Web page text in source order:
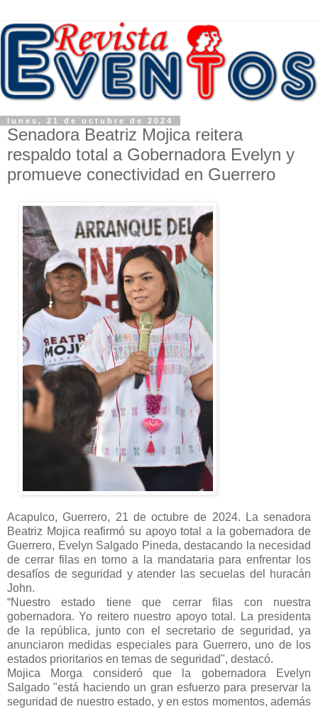
lunes, 21 de octubre de 2024
Senadora Beatriz Mojica reitera
respaldo total a Gobernadora Evelyn y
promueve conectividad en Guerrero
Acapulco, Guerrero, 21 de octubre de 2024. La senadora
Beatriz Mojica reafirmó su apoyo total a la gobernadora de
Guerrero, Evelyn Salgado Pineda, destacando la necesidad
de cerrar filas en torno a la mandataria para enfrentar los
desafíos de seguridad y atender las secuelas del huracán
John.
“Nuestro estado tiene que cerrar filas con nuestra
gobernadora. Yo reitero nuestro apoyo total. La presidenta
de la república, junto con el secretario de seguridad, ya
anunciaron medidas especiales para Guerrero, uno de los
estados prioritarios en temas de seguridad", destacó.
Mojica Morga consideró que la gobernadora Evelyn
Salgado "está haciendo un gran esfuerzo para preservar la
seguridad de nuestro estado, y en estos momentos, además